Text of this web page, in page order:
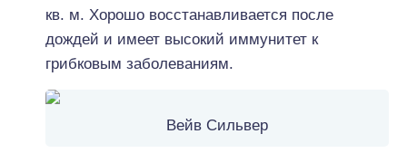
кв. м. Хорошо восстанавливается после
дождей и имеет высокий иммунитет к
грибковым заболеваниям.
Вейв Сильвер